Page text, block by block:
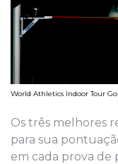
World Athletics Indoor Tour
Os três melhores
para sua
em cada prova de